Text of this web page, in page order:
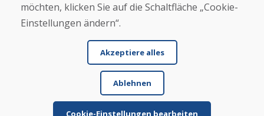
Beschwerde
Rückgabe und Umtausch von Waren
Cookies
möchten, klicken Sie auf die Schaltfläche „Cookie-
Einstellungen ändern“.
Akzeptiere alles
Ablehnen
Cookie-Einstellungen bearbeiten